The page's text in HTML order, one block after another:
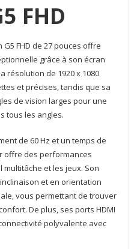
FHD
FHD de 27 pouces offre
grâce à son écran
résolution de 1920 x 1080
et précises, tandis que sa
de vision larges pour une
tous les angles.
de 60 Hz et un temps de
offre des performances
et les jeux. Son
et en orientation
vous permettant de trouver
De plus, ses ports HDMI
polyvalente avec